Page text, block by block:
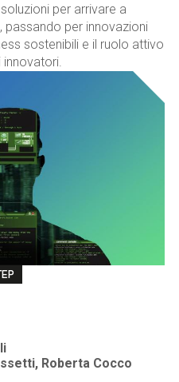
per arrivare a
passando per innovazioni
sostenibili e il ruolo attivo
, Roberta Cocco